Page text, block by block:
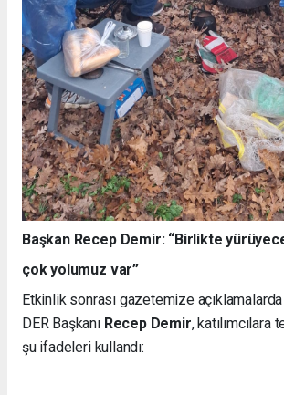
Başkan Recep Demir: “Birlikte
çok yolumuz var”
Etkinlik sonrası gazetemize
DER Başkanı Recep Demir,
şu ifadeleri kullandı: